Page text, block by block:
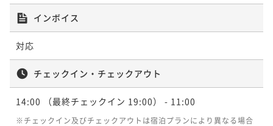
インボイス
対応
チェックイン・チェックアウト
14:00 （最終チェックイン 19:00） - 11:00
※チェックイン及びチェックアウトは宿泊プランにより異なる場合